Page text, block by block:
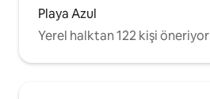
Playa Azul
Yerel halktan 122 kişi öneriyor